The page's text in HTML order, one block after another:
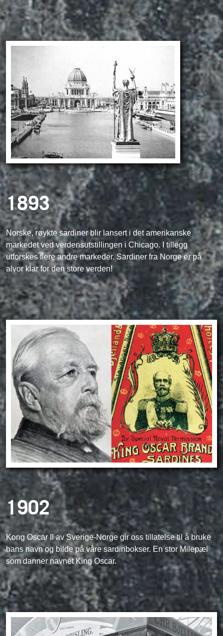
1893
Norske, røykte sardiner blir lansert i det amerikanske
markedet ved verdensutstillingen i Chicago. I tillegg
utforskes flere andre markeder. Sardiner fra Norge er på
alvor klar for den store verden!
1902
Kong Oscar II av Sverige-Norge gir oss tillatelse til å bruke
hans navn og bilde på våre sardinbokser. En stor Milepæl
som danner navnet King Oscar.